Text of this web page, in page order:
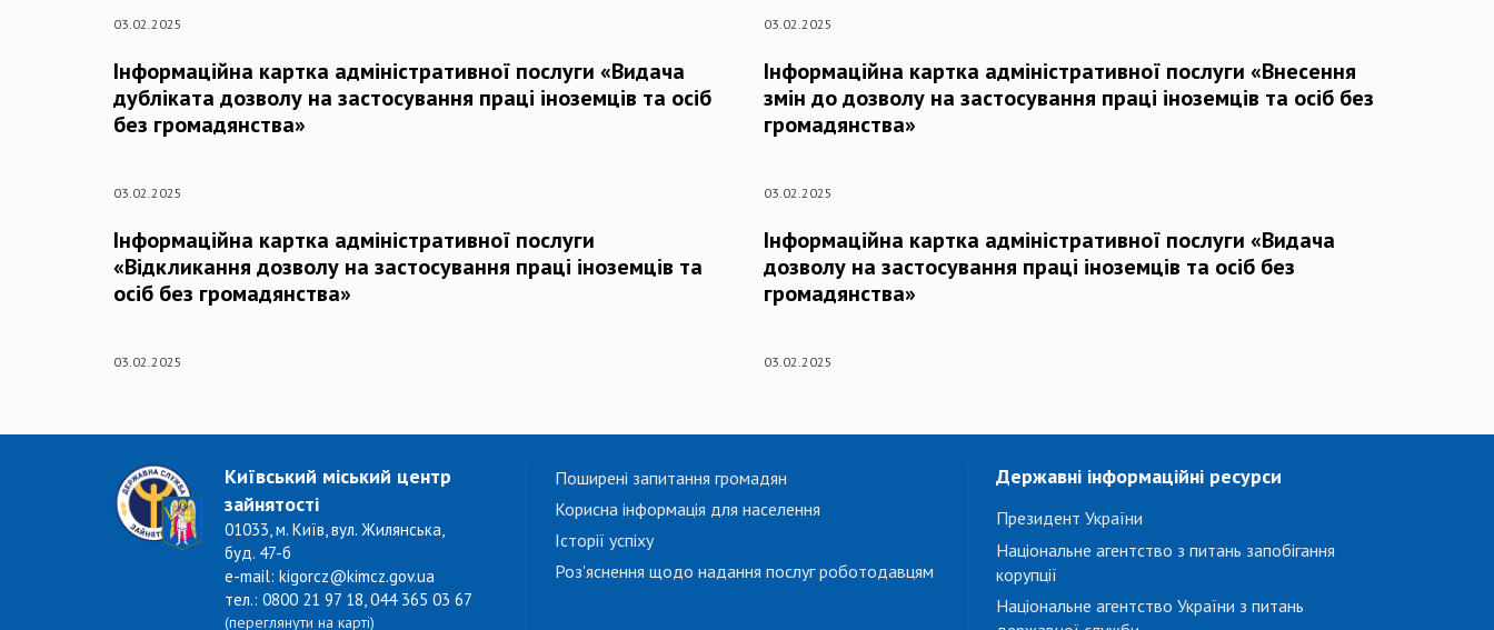
03.02.2025
Інформаційна картка адміністративної послуги «Видача
дубліката дозволу на застосування праці іноземців та осіб
без громадянства»
03.02.2025
Інформаційна картка адміністративної послуги
«Відкликання дозволу на застосування праці іноземців та
осіб без громадянства»
03.02.2025
03.02.2025
Інформаційна картка адміністративної послуги «Внесення
змін до дозволу на застосування праці іноземців та осіб без
громадянства»
03.02.2025
Інформаційна картка адміністративної послуги «Видача
дозволу на застосування праці іноземців та осіб без
громадянства»
03.02.2025
Київський міський центр
зайнятості
01033, м. Київ, вул. Жилянська,
буд. 47-б
e-mail: kigorcz@kimcz.gov.ua
тел.: 0800 21 97 18, 044 365 03 67
(переглянути на карті)
Поширені запитання громадян
Корисна інформація для населення
Історії успіху
Роз'яснення щодо надання послуг роботодавцям
Державні інформаційні ресурси
Президент України
Національне агентство з питань запобігання
корупції
Національне агентство України з питань